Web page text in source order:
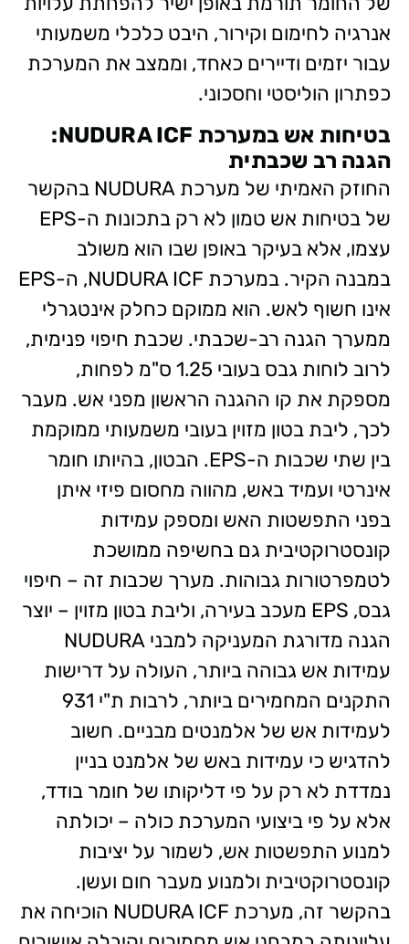
אנרגיה לחימום וקירור, היבט כלכלי משמעותי
עבור יזמים ודיירים כאחד, וממצב את המערכת
כפתרון הוליסטי וחסכוני.
בטיחות אש במערכת NUDURA ICF:
הגנה רב שכבתית
החוזק האמיתי של מערכת NUDURA בהקשר
של בטיחות אש טמון לא רק בתכונות ה-EPS
עצמו, אלא בעיקר באופן שבו הוא משולב
במבנה הקיר. במערכת NUDURA ICF, ה-EPS
אינו חשוף לאש. הוא ממוקם כחלק אינטגרלי
ממערך הגנה רב-שכבתי. שכבת חיפוי פנימית,
לרוב לוחות גבס בעובי 1.25 ס"מ לפחות,
מספקת את קו ההגנה הראשון מפני אש. מעבר
לכך, ליבת בטון מזוין בעובי משמעותי ממוקמת
בין שתי שכבות ה-EPS. הבטון, בהיותו חומר
אינרטי ועמיד באש, מהווה מחסום פיזי איתן
בפני התפשטות האש ומספק עמידות
קונסטרוקטיבית גם בחשיפה ממושכת
לטמפרטורות גבוהות. מערך שכבות זה – חיפוי
גבס, EPS מעכב בעירה, וליבת בטון מזוין – יוצר
הגנה מדורגת המעניקה למבני NUDURA
עמידות אש גבוהה ביותר, העולה על דרישות
התקנים המחמירים ביותר, לרבות ת"י 931
לעמידות אש של אלמנטים מבניים. חשוב
להדגיש כי עמידות באש של אלמנט בניין
נמדדת לא רק על פי דליקותו של חומר בודד,
אלא על פי ביצועי המערכת כולה – יכולתה
למנוע התפשטות אש, לשמור על יציבות
קונסטרוקטיבית ולמנוע מעבר חום ועשן.
בהקשר זה, מערכת NUDURA ICF הוכיחה את